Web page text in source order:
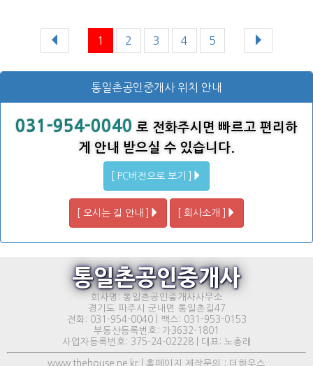
1 2 3 4 5
통일촌공인중개사 위치 안내
031-954-0040 로 전화주시면 빠르고 편리하
게 안내 받으실 수 있습니다.
[ PC버전으로 보기 ]
[ 오시는 길 안내 ] [ 회사소개 ]
통일촌공인중개사
회사명: 통일촌공인중개사사무소
경기도 파주시 군내면 통일촌길47
전화: 031-954-0040 | 팩스: 031-953-0153
부동산등록번호: 가3632-1801
사업자등록번호: 375-24-02228 | 대표: 노총래
www.thehouse.ne.kr | 홈페이지 제작문의 : 더하우스